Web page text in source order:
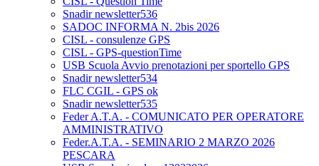
Snadir newsletter536
SADOC INFORMA N. 2bis 2026
CISL - consulenze GPS
CISL - GPS-questionTime
USB Scuola Avvio prenotazioni per sportello GPS
Snadir newsletter534
FLC CGIL - GPS ok
Snadir newsletter535
Feder A.T.A. - COMUNICATO PER OPERATORE
AMMINISTRATIVO
Feder.A.T.A. - SEMINARIO 2 MARZO 2026
PESCARA